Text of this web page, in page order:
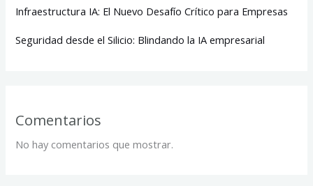
Infraestructura IA: El Nuevo Desafío Crítico para Empresas
Seguridad desde el Silicio: Blindando la IA empresarial
Comentarios
No hay comentarios que mostrar.